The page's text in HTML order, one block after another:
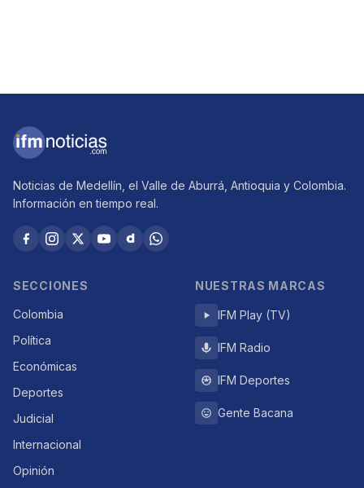
Noticias de Medellín, el Valle de Aburrá, Antioquia y Colombia.
Información en tiempo real.
SECCIONES
Colombia
Política
Económicas
Deportes
Judicial
Internacional
Opinión
NUESTRAS MARCAS
IFM Play (TV)
IFM Radio
IFM Deportes
Gente Bacana